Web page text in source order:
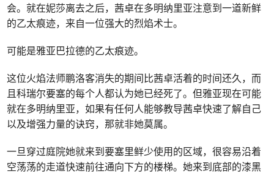
会。就在妮莎离去之后，茜卓在多明纳里亚注意到一道新鲜
的乙太痕迹，来自一位强大的烈焰术士。
可能是雅亚巴拉德的乙太痕迹。
这位火焰法师鹏洛客消失的期间比茜卓活着的时间还久，而
且科瑞尔要塞的每个人都认为她已经死了。但雅亚现在可能
就在多明纳里亚，如果有任何人能够教导茜卓快速了解自己
以及增强力量的诀窍，那就非她莫属。
一旦穿过庭院她就来到要塞里鲜少使用的区域，很容易沿着
空荡荡的走道快速前往通向下方的楼梯。她来到底部的漆黑